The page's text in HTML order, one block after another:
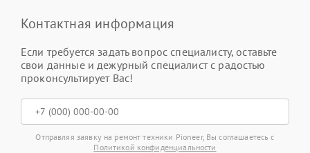
Контактная информация
Если требуется задать вопрос специалисту, оставьте
свои данные и дежурный специалист с радостью
проконсультирует Вас!
Отправляя заявку на ремонт техники Pioneer, Вы соглашаетесь с
Политикой конфиденциальности